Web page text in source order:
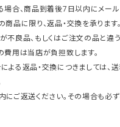
合、商品到着後7日以内にメール
品に限り、返品・交換を承ります。
良品、もしくはご注文の品と違
費用は当店が負担致します。
る返品・交換につきましては、
ご返送ください。その場合も必